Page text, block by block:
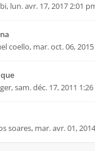
, lun. avr. 17, 2017 2:01
coello, mar. oct. 06,
,sam. déc. 17, 2011
soares, mar. avr. 01,